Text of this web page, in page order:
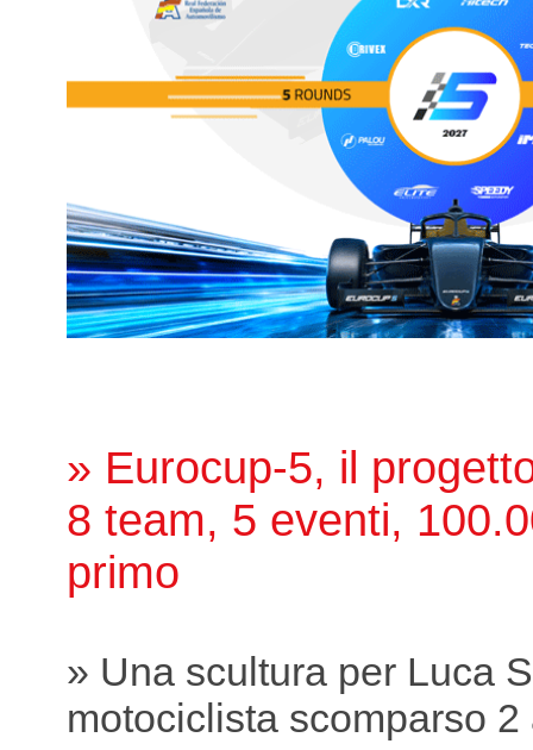
» Eurocup-5, il
8 team, 5 eventi,
primo
» Una scultura per Luca
motociclista scomparso 2